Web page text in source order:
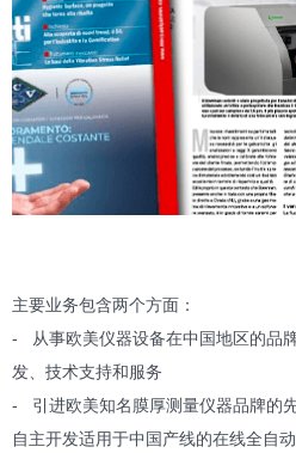
主要业务包含两个方面：
- 从事欧美仪器设备在中国地区的品
发、技术支持和服务
- 引进欧美知名膜厚测量仪器品牌的
自主开发适用于中国产线的在线全自